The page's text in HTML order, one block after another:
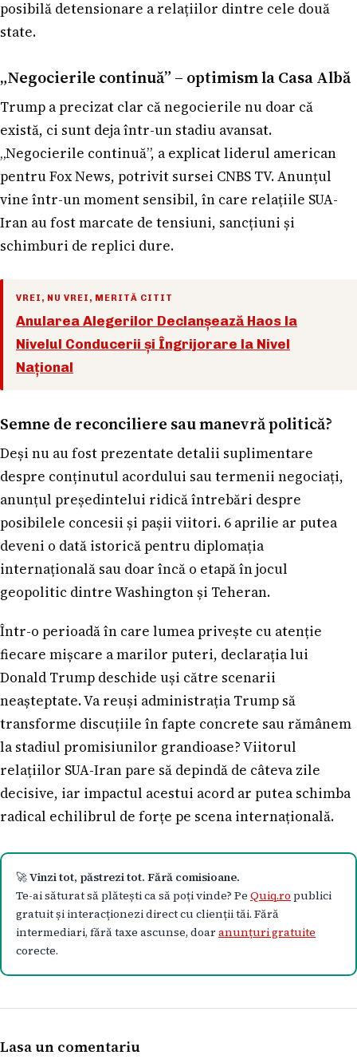
posibilă detensionare a relațiilor dintre cele două
state.
„Negocierile continuă” – optimism la Casa Albă
Trump a precizat clar că negocierile nu doar că
există, ci sunt deja într-un stadiu avansat.
„Negocierile continuă”, a explicat liderul american
pentru Fox News, potrivit sursei CNBS TV. Anunțul
vine într-un moment sensibil, în care relațiile SUA-
Iran au fost marcate de tensiuni, sancțiuni și
schimburi de replici dure.
VREI, NU VREI, MERITĂ CITIT
Anularea Alegerilor Declanșează Haos la
Nivelul Conducerii și Îngrijorare la Nivel
Național
Semne de reconciliere sau manevră politică?
Deși nu au fost prezentate detalii suplimentare
despre conținutul acordului sau termenii negociați,
anunțul președintelui ridică întrebări despre
posibilele concesii și pașii viitori. 6 aprilie ar putea
deveni o dată istorică pentru diplomația
internațională sau doar încă o etapă în jocul
geopolitic dintre Washington și Teheran.
Într-o perioadă în care lumea privește cu atenție
fiecare mișcare a marilor puteri, declarația lui
Donald Trump deschide uși către scenarii
neașteptate. Va reuși administrația Trump să
transforme discuțiile în fapte concrete sau rămânem
la stadiul promisiunilor grandioase? Viitorul
relațiilor SUA-Iran pare să depindă de câteva zile
decisive, iar impactul acestui acord ar putea schimba
radical echilibrul de forțe pe scena internațională.
🚀Vinzi tot, păstrezi tot. Fără comisioane.
Te-ai săturat să plătești ca să poți vinde? Pe Quiq.ro publici
gratuit și interacționezi direct cu clienții tăi. Fără
intermediari, fără taxe ascunse, doaranunțuri gratuite
corecte.
Lasa un comentariu